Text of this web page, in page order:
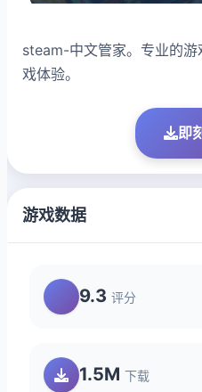
steam-中文管家。专业的
戏体验。
即
游戏数据
9.3 评分
1.5M 下载